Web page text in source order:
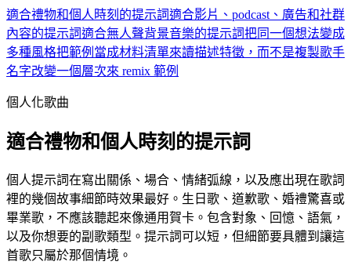
適合禮物和個人時刻的提示詞適合影片、podcast、廣告和社群
內容的提示詞適合無人聲背景音樂的提示詞把同一個想法變成
多種風格把範例當成材料清單來讀描述特徵，而不是複製歌手
名字改變一個層次來 remix 範例
個人化歌曲
適合禮物和個人時刻的提示詞
個人提示詞在寫出關係、場合、情緒弧線，以及應出現在歌詞
裡的幾個故事細節時效果最好。生日歌、道歉歌、婚禮驚喜或
畢業歌，不應該聽起來像通用賀卡。包含對象、回憶、語氣，
以及你想要的副歌類型。提示詞可以短，但細節要具體到讓這
首歌只屬於那個情境。